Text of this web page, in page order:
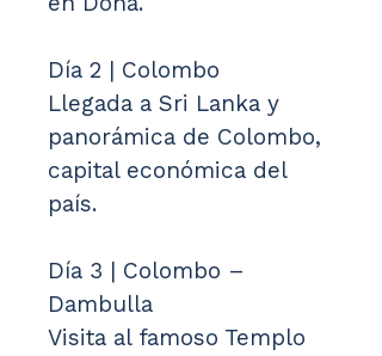
Día 2 | Colombo
Llegada a Sri Lanka y
panorámica de Colombo,
capital económica del
país.
Día 3 | Colombo –
Dambulla
Visita al famoso Templo